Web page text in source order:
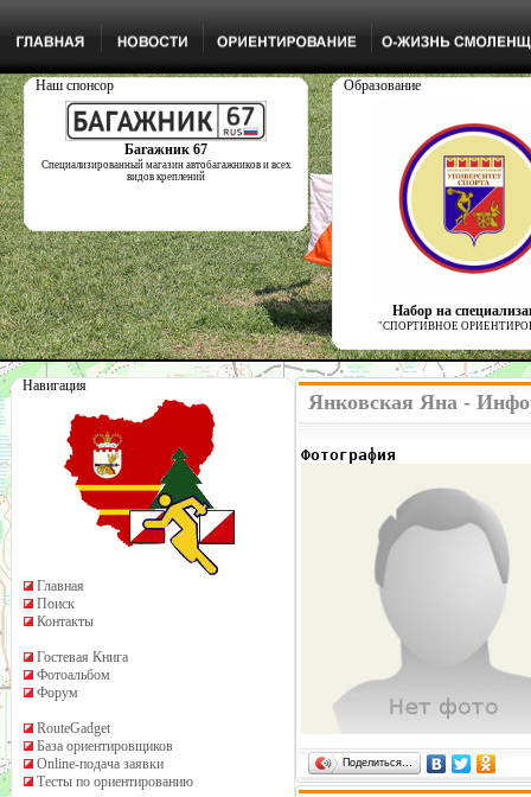
Наш спонсор
Багажник 67
Специализированный магазин автобагажников и всех
видов креплений
Образование
Набор на
"СПОРТИВНОЕ
Навигация
Главная
Поиск
Контакты
Гостевая Книга
Фотоальбом
Форум
RouteGadget
База ориентировщиков
Online-подача заявки
Тесты по ориентированию
Янковская Яна -
Фотография
Поделиться…